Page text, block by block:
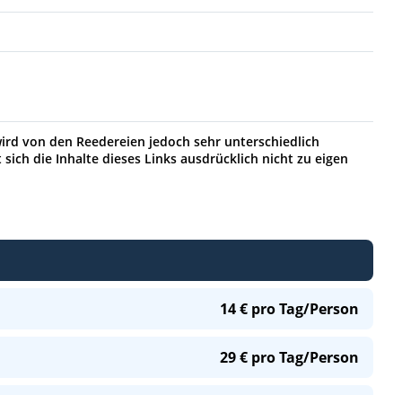
von den Reedereien jedoch sehr unterschiedlich
die Inhalte dieses Links ausdrücklich nicht zu eigen
14 € pro Tag/Person
(still/mit Kohlensäure); Softdrinks (z.B. Cola,
29 € pro Tag/Person